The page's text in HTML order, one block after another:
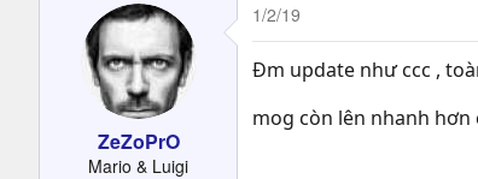
ZeZoPrO
Mario & Luigi
1/2/19
Đm update như ccc ,
mog còn lên nhanh